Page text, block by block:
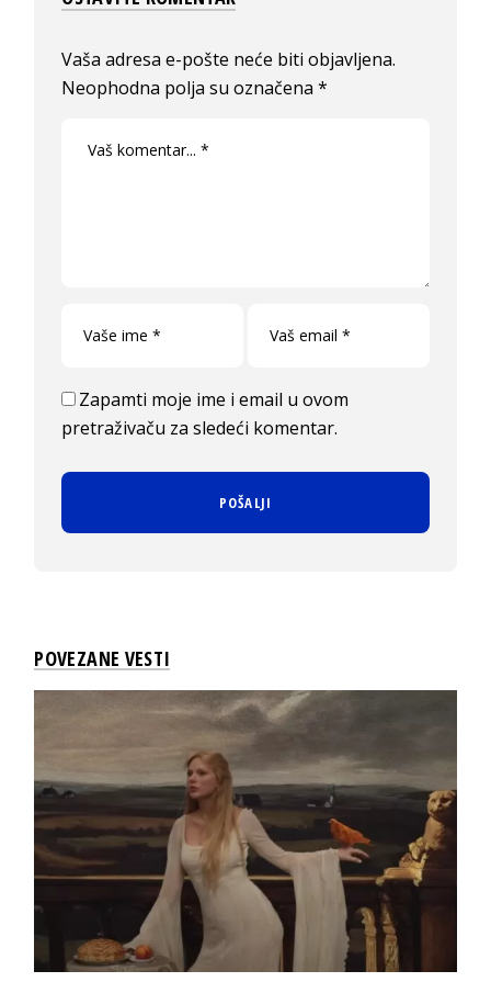
Vaša adresa e-pošte neće biti objavljena.
Neophodna polja su označena*
Zapamti moje ime i email u ovom
pretraživaču za sledeći komentar.
POVEZANE VESTI